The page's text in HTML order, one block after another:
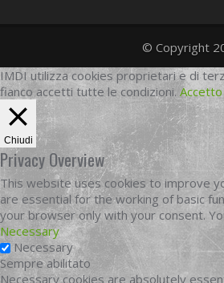
© Copyright
IMDI utilizza cookies proprietari e di
fianco accetti tutte le condizioni. Accetto
Chiudi
Privacy Overview
This website uses cookies to improve
are essential for the working of basic
your browser only with your consent.
Necessary
Necessary
Sempre abilitato
Necessary cookies are absolutely